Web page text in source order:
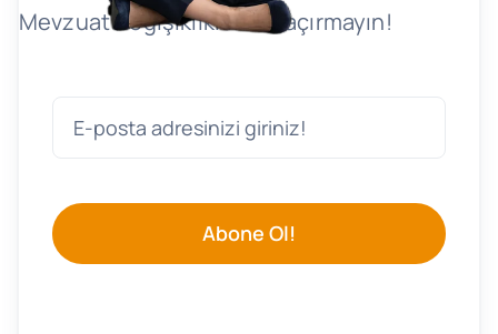
Mevzuat Değişikliklerini Kaçırmayın!
Abone Ol!